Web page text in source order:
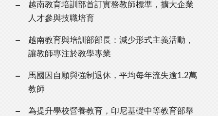
越南教育培訓部首訂實務教師標準，擴大企業
人才參與技職培育
越南教育與培訓部部長：減少形式主義活動，
讓教師專注於教學專業
馬國因自願與強制退休，平均每年流失逾1.2萬
教師
為提升學校營養教育，印尼基礎中等教育部舉